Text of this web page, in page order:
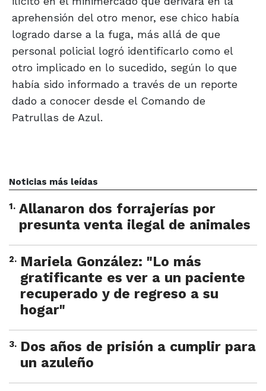
aprehensión del otro menor, ese chico había
logrado darse a la fuga, más allá de que
personal policial logró identificarlo como el
otro implicado en lo sucedido, según lo que
había sido informado a través de un reporte
dado a conocer desde el Comando de
Patrullas de Azul.
Noticias más leídas
1. Allanaron dos forrajerías por
presunta venta ilegal de animales
2. Mariela González: "Lo más
gratificante es ver a un paciente
recuperado y de regreso a su
hogar"
3. Dos años de prisión a cumplir para
un azuleño